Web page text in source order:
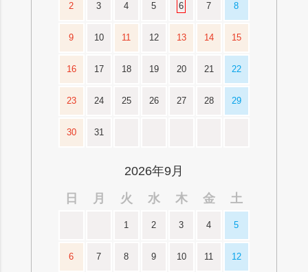
2 3 4 5 6 7 8
9 10 11 12 13 14 15
16 17 18 19 20 21 22
23 24 25 26 27 28 29
30 31
2026年9月
日
月 火 水 木 金 土
1 2 3 4 5
6 7 8 9 10 11 12